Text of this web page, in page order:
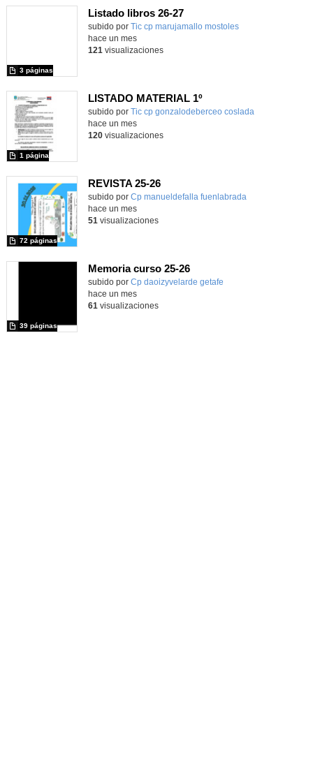
Listado libros 26-27
subido por Tic cp marujamallo mostoles
3 páginas
-
hace un mes
121 visualizaciones
LISTADO MATERIAL 1º
subido por Tic cp gonzalodeberceo coslada
1 página
hace un mes
120visualizaciones
REVISTA 25-26
Contenido educativo.
subido por Cp manueldefalla fuenlabrada
72 páginas
hace un mes
51 visualizaciones
Memoria curso 25-26
Contenido educativo.
subido por Cp daoizyvelarde getafe
39 páginas
hace un mes
61 visualizaciones